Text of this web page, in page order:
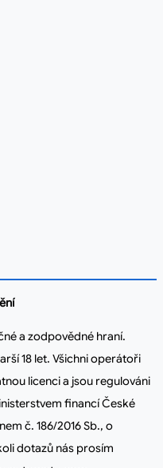
a zodpovědné hraní.
18 let. Všichni operátoři
licenci a jsou regulováni
financí České
č. 186/2016 Sb., o
dotazů nás prosím